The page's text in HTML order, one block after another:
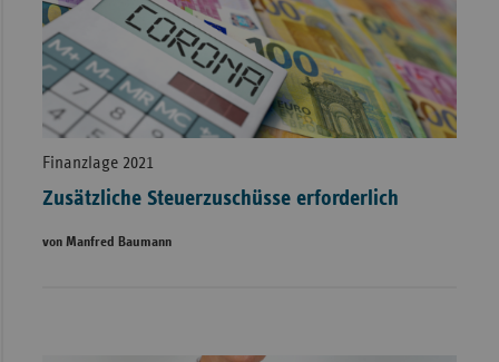
Finanzlage 2021
Zusätzliche Steuerzuschüsse erforderlich
von Manfred Baumann